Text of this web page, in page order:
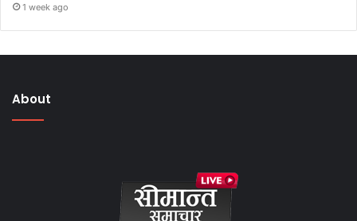
1 week ago
About